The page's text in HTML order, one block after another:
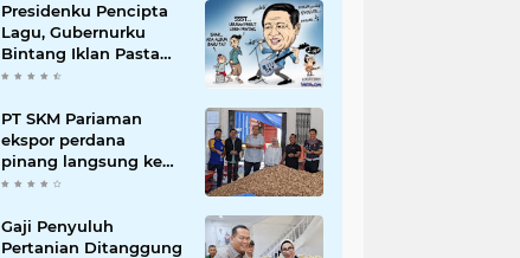
Presidenku Pencipta
Lagu, Gubernurku
Bintang Iklan Pasta
Gigi
PT SKM Pariaman
ekspor perdana
pinang langsung ke
India
Gaji Penyuluh
Pertanian Ditanggung